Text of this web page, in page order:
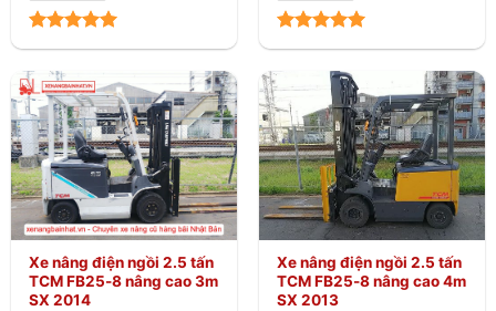
Xe nâng điện ngồi 2.5 tấn
TCM FB25-8 nâng cao 3m
SX 2014
Xe nâng điện ngồi 2.5 tấn
TCM FB25-8 nâng cao 4m
SX 2013